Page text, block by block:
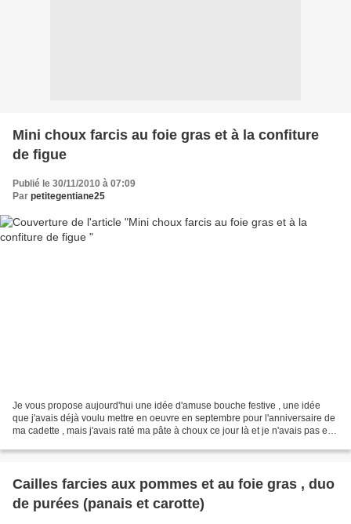
Mini choux farcis au foie gras et à la confiture
de figue
Publié le 30/11/2010 à 07:09
Par petitegentiane25
Je vous propose aujourd'hui une idée d'amuse bouche festive , une idée
que j'avais déjà voulu mettre en oeuvre en septembre pour l'anniversaire de
ma cadette , mais j'avais raté ma pâte à choux ce jour là et je n'avais pas eu
Cailles farcies aux pommes et au foie gras , duo
de purées (panais et carotte)